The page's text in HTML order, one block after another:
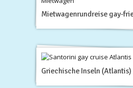
Mietwagenrundreise gay-
Griechische Inseln (Atlantis)